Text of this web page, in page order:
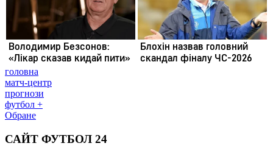
головна
матч-центр
прогнози
футбол +
Обране
САЙТ ФУТБОЛ 24